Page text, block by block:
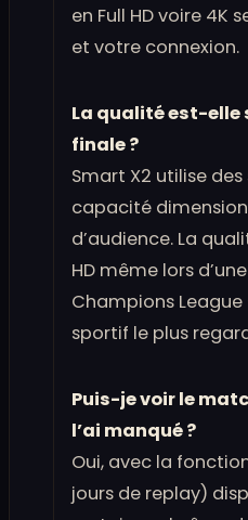
en Full HD voire 4K
et votre connexion.
La qualité est-
finale ?
Smart X2 utilise
capacité
d’audience. La
HD même lors
Champions
sportif le plus
Puis-je voir le
l’ai manqué ?
Oui, avec la
jours de replay)